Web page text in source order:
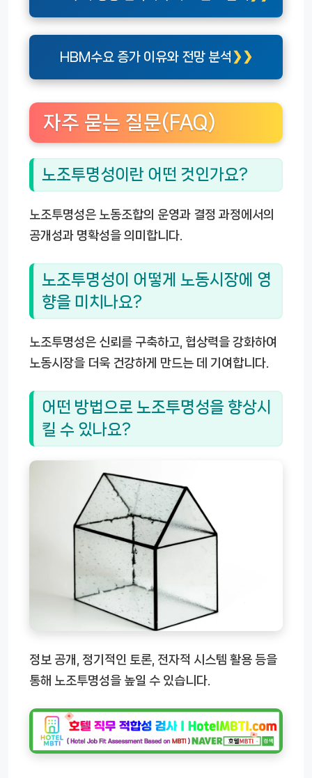
HBM수요 증가 이유와 전망 분석
자주 묻는 질문(FAQ)
노조투명성이란 어떤 것인가요?
노조투명성은 노동조합의 운영과 결정 과정에서의
공개성과 명확성을 의미합니다.
노조투명성이 어떻게 노동시장에 영
향을 미치나요?
노조투명성은 신뢰를 구축하고, 협상력을 강화하여
노동시장을 더욱 건강하게 만드는 데 기여합니다.
어떤 방법으로 노조투명성을 향상시
킬 수 있나요?
정보 공개, 정기적인 토론, 전자적 시스템 활용 등을
통해 노조투명성을 높일 수 있습니다.